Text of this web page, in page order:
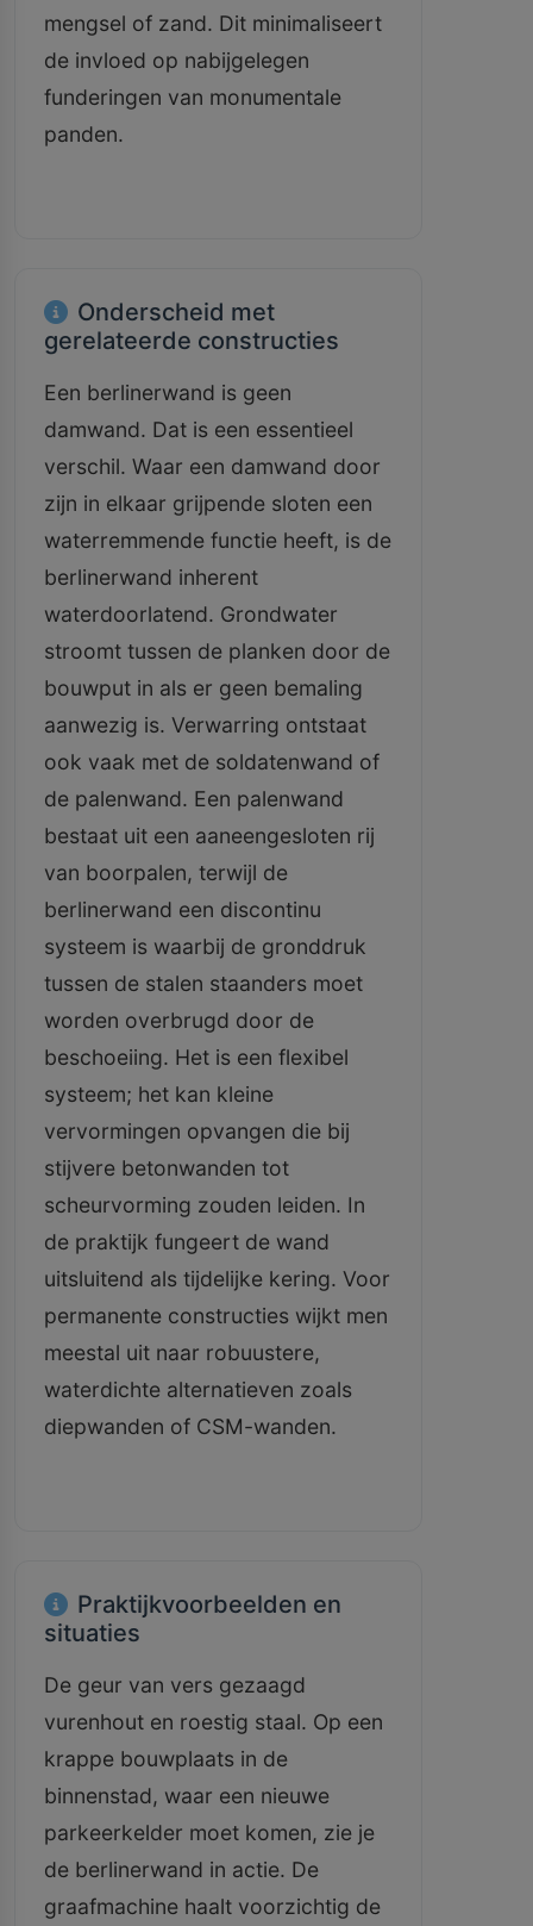
mengsel of zand. Dit minimaliseert
de invloed op nabijgelegen
funderingen van monumentale
panden.
Onderscheid met
gerelateerde constructies
Een berlinerwand is geen
damwand. Dat is een essentieel
verschil. Waar een damwand door
zijn in elkaar grijpende sloten een
waterremmende functie heeft, is de
berlinerwand inherent
waterdoorlatend. Grondwater
stroomt tussen de planken door de
bouwput in als er geen bemaling
aanwezig is. Verwarring ontstaat
ook vaak met de soldatenwand of
de palenwand. Een palenwand
bestaat uit een aaneengesloten rij
van boorpalen, terwijl de
berlinerwand een discontinu
systeem is waarbij de gronddruk
tussen de stalen staanders moet
worden overbrugd door de
beschoeiing. Het is een flexibel
systeem; het kan kleine
vervormingen opvangen die bij
stijvere betonwanden tot
scheurvorming zouden leiden. In
de praktijk fungeert de wand
uitsluitend als tijdelijke kering. Voor
permanente constructies wijkt men
meestal uit naar robuustere,
waterdichte alternatieven zoals
diepwanden of CSM-wanden.
Praktijkvoorbeelden en
situaties
De geur van vers gezaagd
vurenhout en roestig staal. Op een
krappe bouwplaats in de
binnenstad, waar een nieuwe
parkeerkelder moet komen, zie je
de berlinerwand in actie. De
graafmachine haalt voorzichtig de